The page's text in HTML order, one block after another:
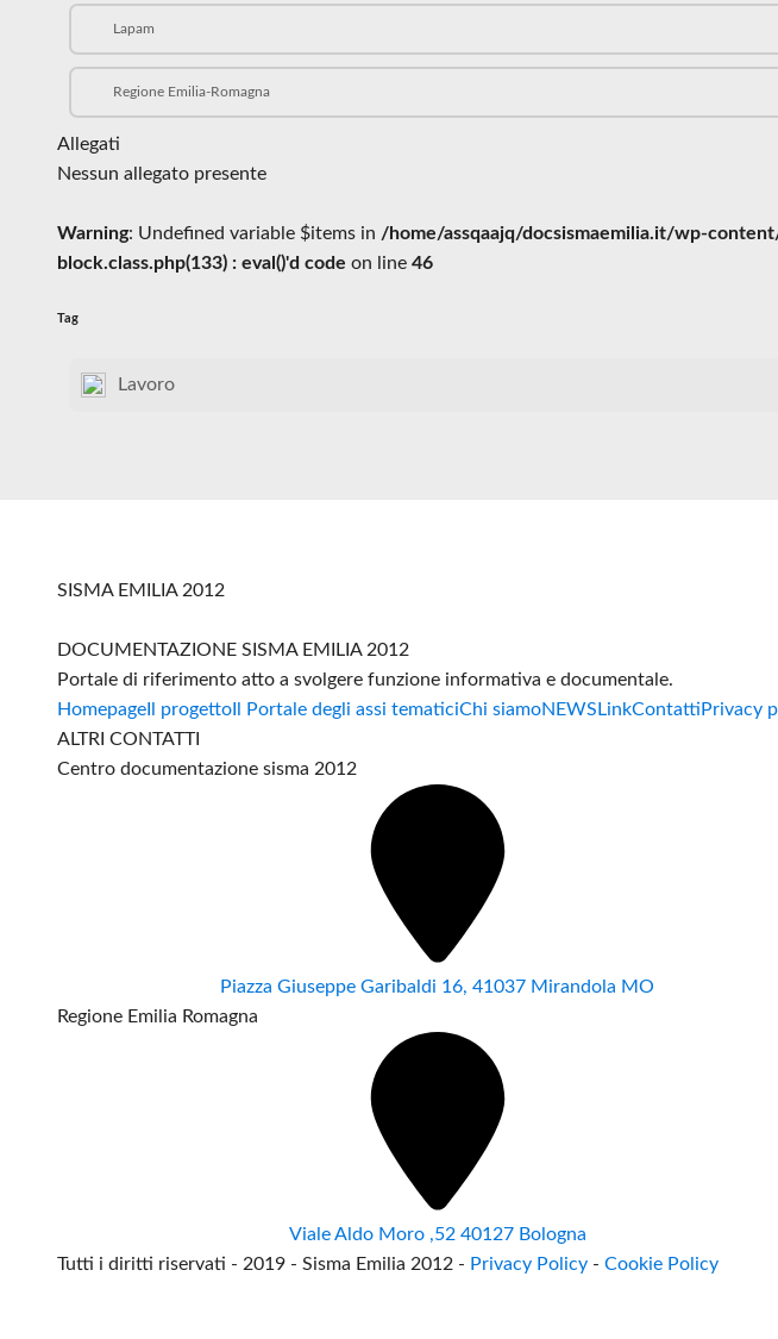
Lapam
Regione Emilia-Romagna
Allegati
Nessun allegato presente
Warning: Undefined variable $items in /home/assqaajq/docsismaemilia.it/wp-
block.class.php(133) : eval()'d code on line 46
Tag
Lavoro
SISMA EMILIA 2012
DOCUMENTAZIONE SISMA EMILIA 2012
Portale di riferimento atto a svolgere funzione informativa e documentale.
Homepage Il progetto Il Portale degli assi tematiciChi siamoNEWS LinkContatti Privacy
ALTRI CONTATTI
Centro documentazione sisma 2012
Piazza Giuseppe Garibaldi 16, 41037 Mirandola MO
Regione Emilia Romagna
Viale Aldo Moro ,52 40127 Bologna
Tutti i diritti riservati - 2019 - Sisma Emilia 2012 - Privacy Policy - Cookie Policy